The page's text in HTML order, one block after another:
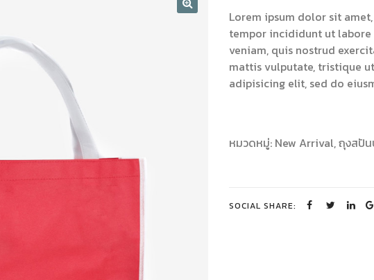
Lorem ipsum dolor sit
tempor incididunt ut
veniam, quis nostrud
mattis vulputate, tristique
adipisicing elit, sed do
หมวดหมู่: New Arrival,ถุงสปั
SOCIAL SHARE: